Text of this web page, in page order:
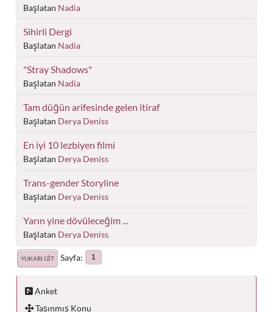
Başlatan Nadia
Sihirli Dergi
Başlatan Nadia
"Stray Shadows"
Başlatan Nadia
Tam düğün arifesinde gelen itiraf
Başlatan Derya Deniss
En iyi 10 lezbiyen filmi
Başlatan Derya Deniss
Trans-gender Storyline
Başlatan Derya Deniss
Yarın yine dövüleceğim ...
Başlatan Derya Deniss
YUKARI GIT Sayfa 1
Anket
Taşınmış Konu